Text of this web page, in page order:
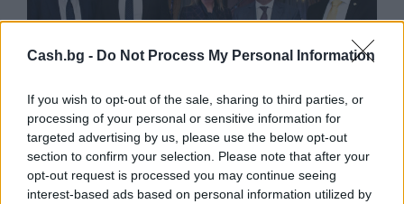
Cash.bg - Do Not Process My Personal Information
If you wish to opt-out of the sale, sharing to third parties, or
processing of your personal or sensitive information for
targeted advertising by us, please use the below opt-out
section to confirm your selection. Please note that after your
opt-out request is processed you may continue seeing
interest-based ads based on personal information utilized by